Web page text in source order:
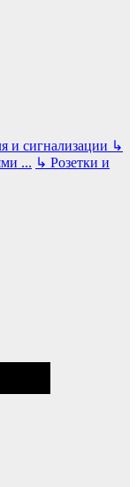
и сигнализации ↳
... ↳ Розетки и